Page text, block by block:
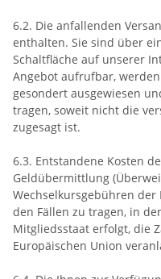
6.2. Die anfallenden
enthalten. Sie sind über
Schaltfläche auf unserer
Angebot aufrufbar,
gesondert ausgewiesen
tragen, soweit nicht die
zugesagt ist.
6.3. Entstandene Kosten
Geldübermittlung
Wechselkursgebühren
den Fällen zu tragen, in
Mitgliedsstaat erfolgt, die
Europäischen Union